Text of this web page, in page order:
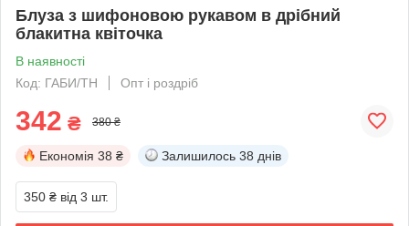
Блуза з шифоновою рукавом в дрібний
блакитна квіточка
В наявності
Код: ГАБИ/ТН
Опт і роздріб
342 ₴ 380 ₴
Економія 38 ₴ Залишилось 38 днів
350 ₴ від 3 шт.